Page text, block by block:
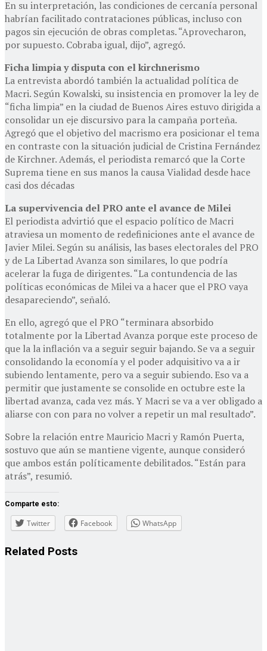
En su interpretación, las condiciones de cercanía personal
habrían facilitado contrataciones públicas, incluso con
pagos sin ejecución de obras completas. “Aprovecharon,
por supuesto. Cobraba igual, dijo”, agregó.
Ficha limpia y disputa con el kirchnerismo
La entrevista abordó también la actualidad política de
Macri. Según Kowalski, su insistencia en promover la ley de
“ficha limpia” en la ciudad de Buenos Aires estuvo dirigida a
consolidar un eje discursivo para la campaña porteña.
Agregó que el objetivo del macrismo era posicionar el tema
en contraste con la situación judicial de Cristina Fernández
de Kirchner. Además, el periodista remarcó que la Corte
Suprema tiene en sus manos la causa Vialidad desde hace
casi dos décadas
La supervivencia del PRO ante el avance de Milei
El periodista advirtió que el espacio político de Macri
atraviesa un momento de redefiniciones ante el avance de
Javier Milei. Según su análisis, las bases electorales del PRO
y de La Libertad Avanza son similares, lo que podría
acelerar la fuga de dirigentes. “La contundencia de las
políticas económicas de Milei va a hacer que el PRO vaya
desapareciendo”, señaló.
En ello, agregó que el PRO “terminara absorbido
totalmente por la Libertad Avanza porque este proceso de
que la la inflación va a seguir seguir bajando. Se va a seguir
consolidando la economía y el poder adquisitivo va a ir
subiendo lentamente, pero va a seguir subiendo. Eso va a
permitir que justamente se consolide en octubre este la
libertad avanza, cada vez más. Y Macri se va a ver obligado a
aliarse con con para no volver a repetir un mal resultado”.
Sobre la relación entre Mauricio Macri y Ramón Puerta,
sostuvo que aún se mantiene vigente, aunque consideró
que ambos están políticamente debilitados. “Están para
atrás”, resumió.
Comparte esto:
Twitter Facebook WhatsApp
Related Posts